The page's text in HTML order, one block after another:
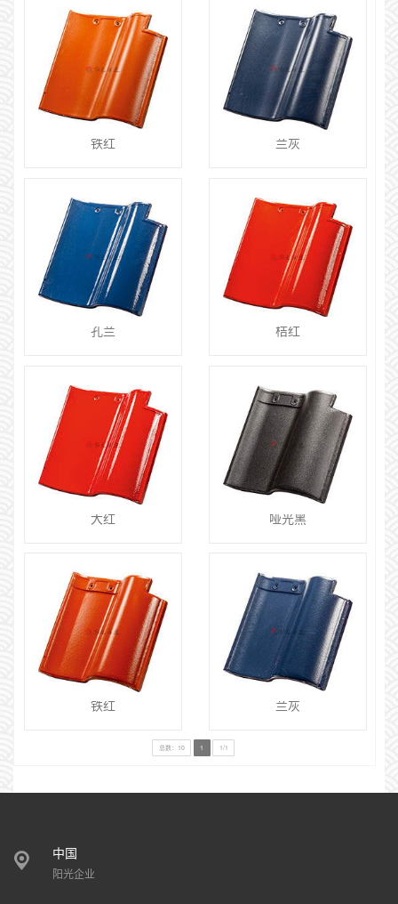
铁红 兰灰
孔兰 桔红
大红 哑光黑
铁红 兰灰
总数：10 1 1/1
中国
阳光企业